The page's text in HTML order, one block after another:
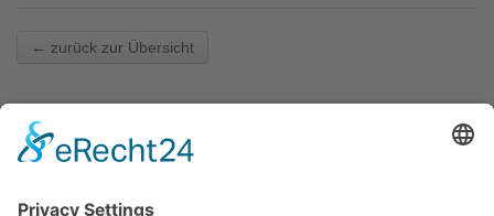
← zurück zur Übersicht